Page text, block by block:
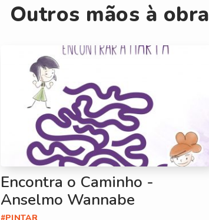
Outros mãos à obra
Encontra o Caminho -
Anselmo Wannabe